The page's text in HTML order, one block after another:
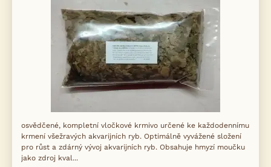
osvědčené, kompletní vločkové krmivo určené ke každodennímu
krmení všežravých akvarijních ryb. Optimálně vyvážené složení
pro růst a zdárný vývoj akvarijních ryb. Obsahuje hmyzí moučku
jako zdroj kval...